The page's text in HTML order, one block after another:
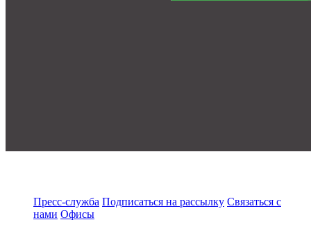
Пресс-служба Подписаться на рассылку Связаться с
нами Офисы